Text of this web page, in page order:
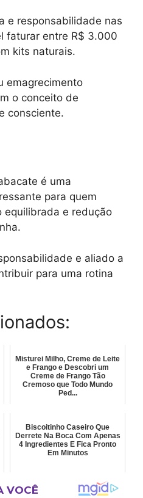
e responsabilidade nas
faturar entre R$ 3.000
kits naturais.
emagrecimento
o conceito de
consciente.
é uma
para quem
equilibrada e redução
e aliado a
para uma rotina
Misturei Milho, Creme de Leite
e Frango e Descobri um
Creme de Frango Tão
Cremoso que Todo Mundo
Ped...
Biscoitinho Caseiro Que
Derrete Na Boca Com Apenas
4 Ingredientes E Fica Pronto
Em Minutos